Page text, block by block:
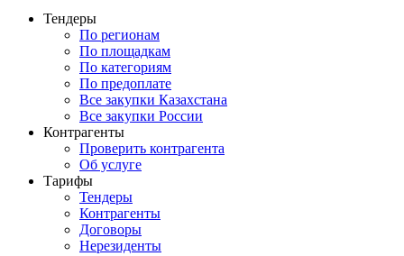
Тендеры
По регионам
По площадкам
По категориям
По предоплате
Все закупки Казахстана
Все закупки России
Контрагенты
Проверить контрагента
Об услуге
Тарифы
Тендеры
Контрагенты
Договоры
Нерезиденты